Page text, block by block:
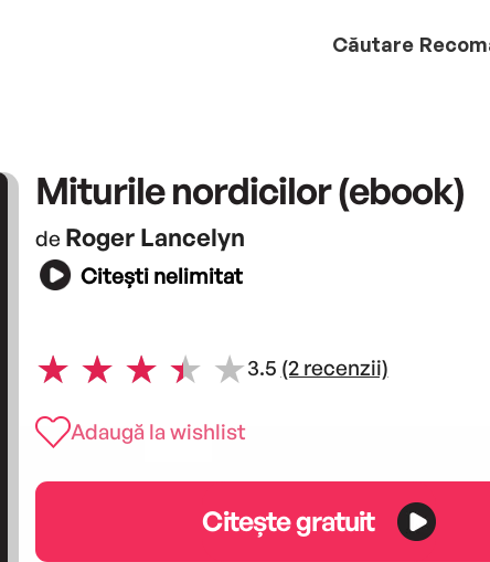
Căutare
Miturile nordicilor (ebook)
de Roger Lancelyn
Citești nelimitat
3.5 (2 recenzii)
Adaugă la wishlist
Citește gratuit